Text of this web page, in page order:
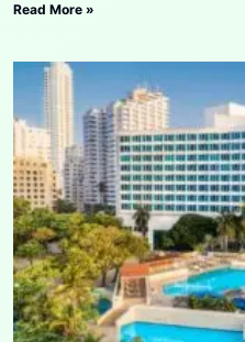
Read More »